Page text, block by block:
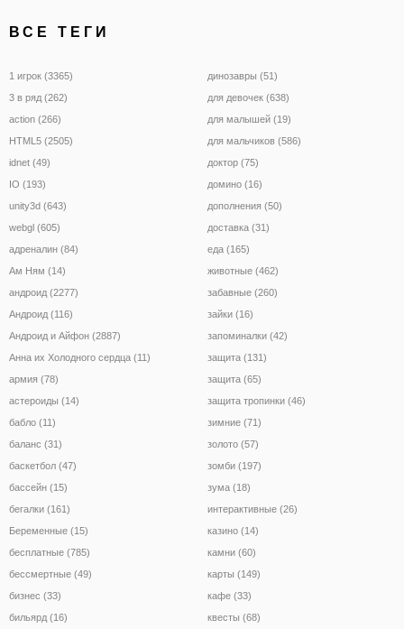
ВСЕ ТЕГИ
1 игрок (3365)
3 в ряд (262)
action (266)
HTML5 (2505)
idnet (49)
IO (193)
unity3d (643)
webgl (605)
адреналин (84)
Ам Ням (14)
андроид (2277)
Андроид (116)
Андроид и Айфон (2887)
Анна их Холодного сердца (11)
армия (78)
астероиды (14)
бабло (11)
баланс (31)
баскетбол (47)
бассейн (15)
бегалки (161)
Беременные (15)
бесплатные (785)
бессмертные (49)
бизнес (33)
бильярд (16)
динозавры (51)
для девочек (638)
для малышей (19)
для мальчиков (586)
доктор (75)
домино (16)
дополнения (50)
доставка (31)
еда (165)
животные (462)
забавные (260)
зайки (16)
запоминалки (42)
защита (131)
защита (65)
защита тропинки (46)
зимние (71)
золото (57)
зомби (197)
зума (18)
интерактивные (26)
казино (14)
камни (60)
карты (149)
кафе (33)
квесты (68)